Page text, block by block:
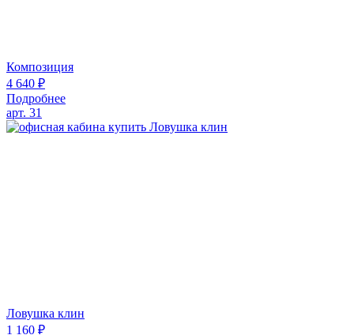
Композиция
4 640 ₽
Подробнее
арт. 31
Ловушка клин
1 160 ₽